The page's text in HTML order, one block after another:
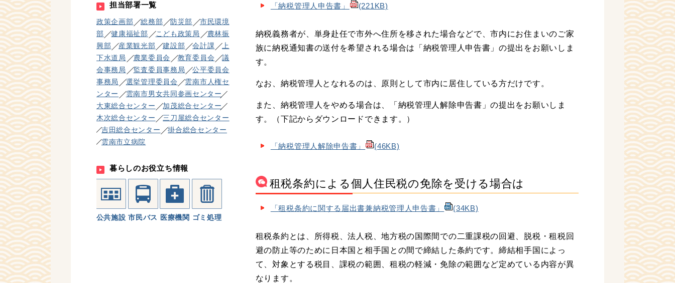
担当部署一覧
政策企画部 総務部 防災部
市民環境
部
健康福祉部 こども政策局
農林振
興部
産業観光部 建設部 会計課
上
下水道局
農業委員会 教育委員会
議
会事務局
監査委員事務局
公平委員会
事務局
選挙管理委員会
雲南市人権セ
ンター
雲南市男女共同参画センター
大東総合センター
加茂総合センター
木次総合センター
三刀屋総合センター
吉田総合センター
掛合総合センター
雲南市立病院
暮らしのお役立ち情報
公共施設 市民バス 医療機関 ゴミ処理
「納税管理人申告書」 (221KB)
納税義務者が、単身赴任で市外へ住所を移された場合などで、市内にお住まいのご家
族に納税通知書の送付を希望される場合は「納税管理人申告書」の提出をお願いしま
す。
なお、納税管理人となれるのは、原則として市内に居住している方だけです。
また、納税管理人をやめる場合は、「納税管理人解除申告書」の提出をお願いしま
す。（下記からダウンロードできます。）
「納税管理人解除申告書」 (46KB)
租税条約による個人住民税の免除を受ける場合は
「租税条約に関する届出書兼納税管理人申告書」 (34KB)
租税条約とは、所得税、法人税、地方税の国際間での二重課税の回避、脱税・租税回
避の防止等のために日本国と相手国との間で締結した条約です。締結相手国によっ
て、対象とする税目、課税の範囲、租税の軽減・免除の範囲など定めている内容が異
なります。